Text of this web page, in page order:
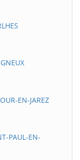
EN-JAREZ
PAUL-EN-